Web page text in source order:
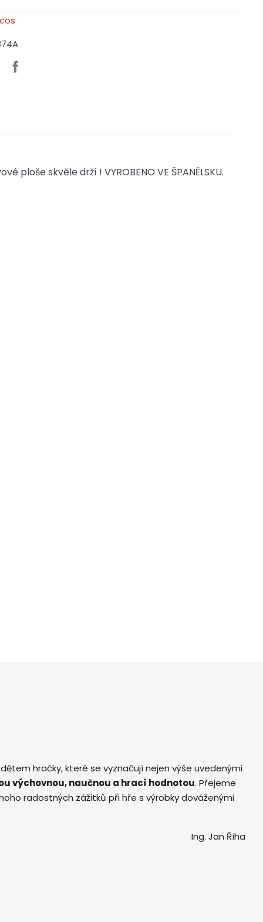
ploše skvěle drží ! VYROBENO VE ŠPANĚLSKU.
hračky, které se vyznačují nejen výše uvedenými
výchovnou, naučnou a hrací hodnotou. Přejeme
radostných zážitků při hře s výrobky dováženými
Ing. Jan Říha